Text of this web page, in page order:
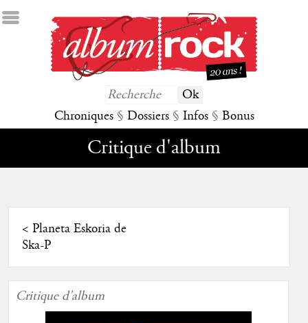
Chroniques § Dossiers § Infos § Bonus
Critique d'album
< Planeta Eskoria de
Ska-P
Critique d'album